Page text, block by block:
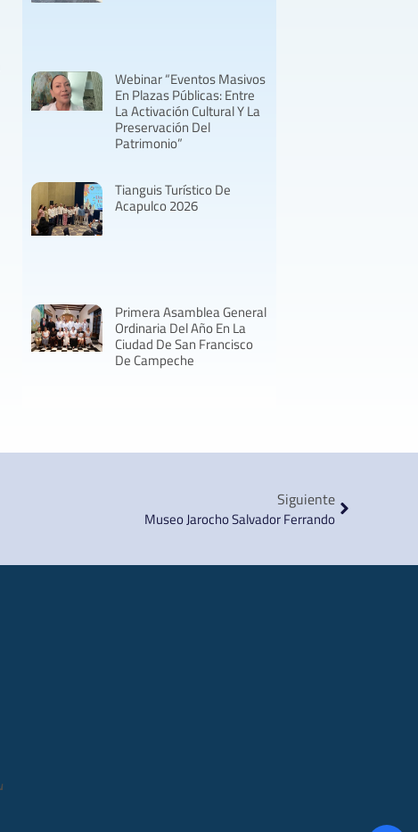
Webinar “Eventos Masivos
En Plazas Públicas: Entre
La Activación Cultural Y La
Preservación Del
Patrimonio”
Tianguis Turístico De
Acapulco 2026
Primera Asamblea General
Ordinaria Del Año En La
Ciudad De San Francisco
De Campeche
Siguiente
Museo Jarocho Salvador Ferrando